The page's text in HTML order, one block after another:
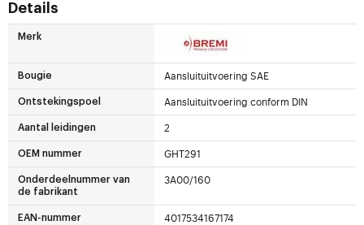
Details
Merk
Bougie Aansluituitvoering SAE
Ontstekingspoel Aansluituitvoering conform DIN
Aantal leidingen 2
OEM nummer GHT291
Onderdeelnummer van
de fabrikant
3A00/160
EAN-nummer 4017534167174